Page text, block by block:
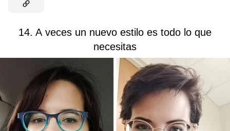
14. A veces un nuevo estilo es todo lo que
necesitas